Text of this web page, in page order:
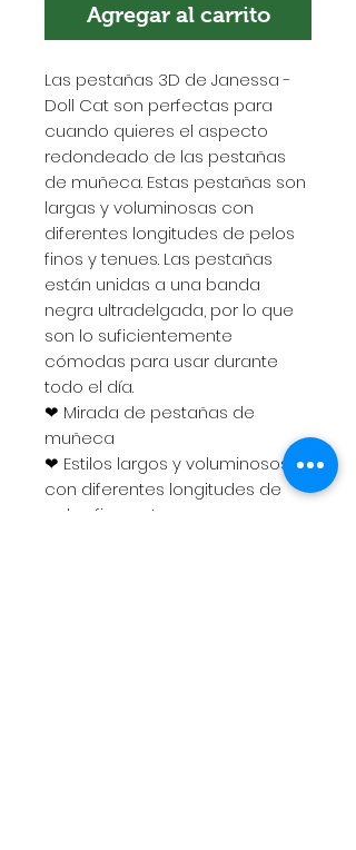
Agregar al carrito
Las pestañas 3D de Janessa -
Doll Cat son perfectas para
cuando quieres el aspecto
redondeado de las pestañas
de muñeca. Estas pestañas son
largas y voluminosas con
diferentes longitudes de pelos
finos y tenues. Las pestañas
están unidas a una banda
negra ultradelgada, por lo que
son lo suficientemente
cómodas para usar durante
todo el día.
❤ Mirada de pestañas de
muñeca
❤ Estilos largos y voluminosos
con diferentes longitudes de
pelos finos y tenues